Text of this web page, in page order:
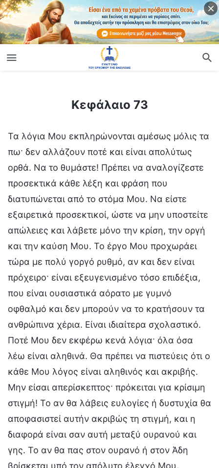
Κεφάλαιο 73
Τα λόγια Μου εκπληρώνονται αμέσως μόλις τα
πω· δεν αλλάζουν ποτέ και είναι απολύτως
ορθά. Να το θυμάστε! Πρέπει να αναλογίζεστε
προσεκτικά κάθε λέξη και φράση που
διατυπώνεται από το στόμα Μου. Να είστε
εξαιρετικά προσεκτικοί, ώστε να μην υποστείτε
απώλειες και λάβετε μόνο την κρίση, την οργή
και την καύση Μου. Το έργο Μου προχωράει
τώρα με πολύ γοργό ρυθμό, αν και δεν είναι
πρόχειρο· είναι εξευγενισμένο τόσο επιδέξια,
που είναι ουσιαστικά αόρατο με γυμνό
οφθαλμό και δεν μπορούν να το κρατήσουν τα
ανθρώπινα χέρια. Είναι ιδιαίτερα σχολαστικό.
Ποτέ Μου δεν εκφέρω κενά λόγια· όλα όσα
λέω είναι αληθινά. Θα πρέπει να πιστεύεις ότι ο
κάθε Μου λόγος είναι αληθινός και ακριβής.
Μην είσαι απερίσκεπτος· πρόκειται για κρίσιμη
στιγμή! Το αν θα λάβεις ευλογίες ή δυστυχία θα
αποφασιστεί αυτήν ακριβώς τη στιγμή, και η
διαφορά είναι σαν αυτή μεταξύ ουρανού και
γης. Το αν θα πας στον ουρανό ή στον Άδη
βρίσκεται υπό τον απόλυτο έλεγχό Μου.